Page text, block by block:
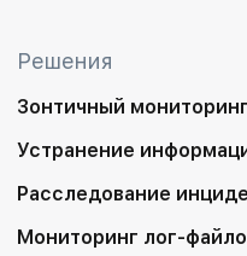
Решения
Зонтичный мониторинг
Устранение
Расследование
Мониторинг лог-